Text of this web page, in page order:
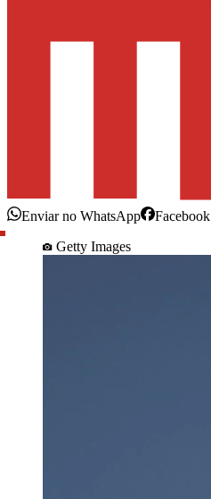
Enviar no WhatsApp Facebook
Getty Images